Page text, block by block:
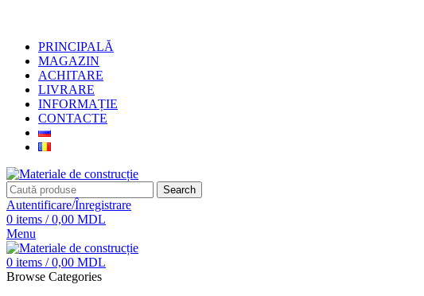
PRINCIPALĂ
MAGAZIN
ACHITARE
LIVRARE
INFORMAȚIE
CONTACTE
Search
Autentificare/Înregistrare
0 items / 0,00 MDL
Menu
0 items / 0,00 MDL
Browse Categories